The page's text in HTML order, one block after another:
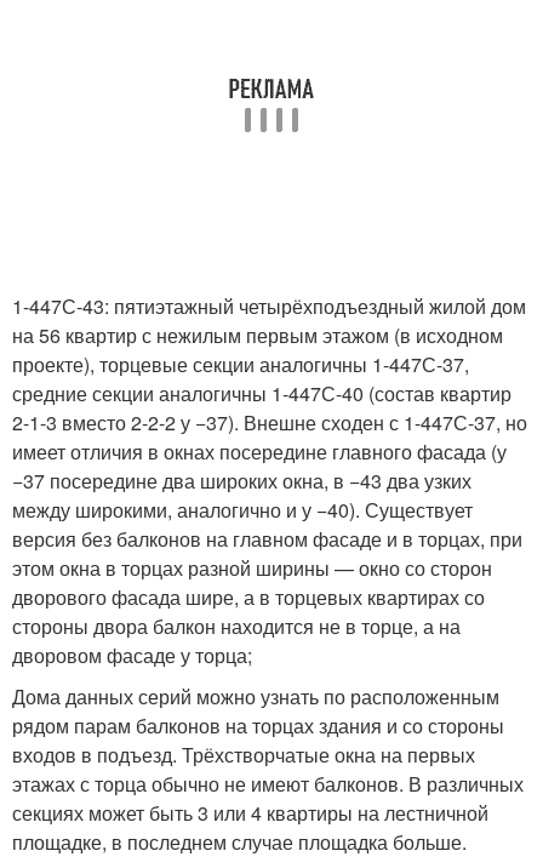
1-447С-43: пятиэтажный четырёхподъездный жилой дом
на 56 квартир с нежилым первым этажом (в исходном
проекте), торцевые секции аналогичны 1-447С-37,
средние секции аналогичны 1-447С-40 (состав квартир
2-1-3 вместо 2-2-2 у −37). Внешне сходен с 1-447С-37, но
имеет отличия в окнах посередине главного фасада (у
−37 посередине два широких окна, в −43 два узких
между широкими, аналогично и у −40). Существует
версия без балконов на главном фасаде и в торцах, при
этом окна в торцах разной ширины — окно со сторон
дворового фасада шире, а в торцевых квартирах со
стороны двора балкон находится не в торце, а на
дворовом фасаде у торца;
Дома данных серий можно узнать по расположенным
рядом парам балконов на торцах здания и со стороны
входов в подъезд. Трёхстворчатые окна на первых
этажах с торца обычно не имеют балконов. В различных
секциях может быть 3 или 4 квартиры на лестничной
площадке, в последнем случае площадка больше.